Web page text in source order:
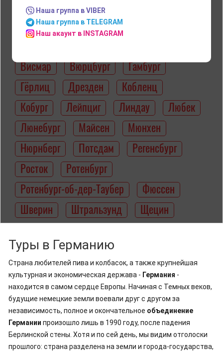
Аахен Бавария
Бамберг
Висмар
Вюрцбург
Гамбург
Гёрлиц
Дрезден
Кобленц
Кобург
Лейпциг Линдау
Любек
Люнебург
Майсен
Мюнхен
Нюрнберг
Потсдам
Регенсбург
Росток
Ротенбург
Ротенбург-об-дер-Таубер
Фюссен
Шверин
Штральзунд Щецин
Туры в Германию
Страна любителей пива и колбасок, а также крупнейшая
культурная и экономическая держава - Германия -
находится в самом сердце Европы. Начиная с Темных веков,
будущие немецкие земли воевали друг с другом за
независимость, полное и окончательное объединение
Германии произошло лишь в 1990 году, после падения
Берлинской стены. Хотя и по сей день, мы видим отголоски
прошлого: страна разделена на земли и города-государства,
Наша группа в VIBER
Наша группа в TELEGRAM
Наш акаунт в INSTAGRAM